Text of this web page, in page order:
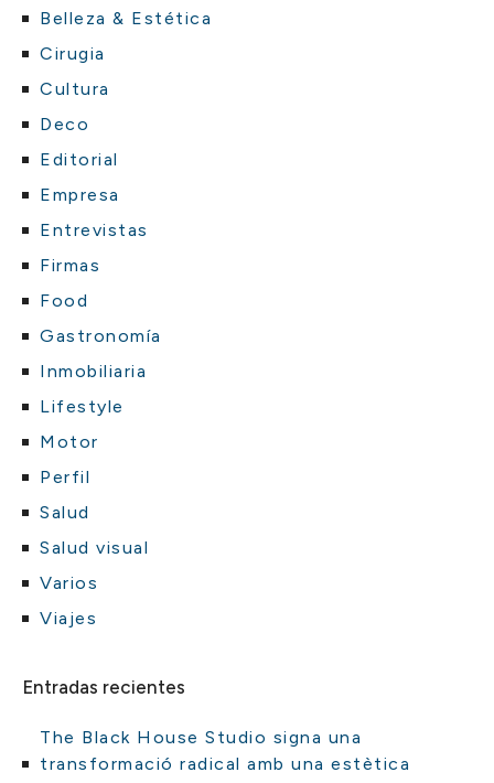
Belleza & Estética
Cirugia
Cultura
Deco
Editorial
Empresa
Entrevistas
Firmas
Food
Gastronomía
Inmobiliaria
Lifestyle
Motor
Perfil
Salud
Salud visual
Varios
Viajes
Entradas recientes
The Black House Studio signa una
transformació radical amb una estètica